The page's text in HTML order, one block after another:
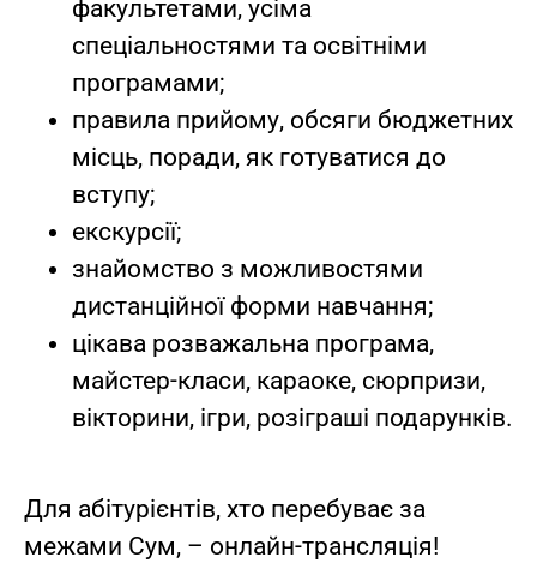
факультетами, усіма
спеціальностями та освітніми
програмами;
правила прийому, обсяги бюджетних
місць, поради, як готуватися до
вступу;
екскурсії;
знайомство з можливостями
дистанційної форми навчання;
цікава розважальна програма,
майстер-класи, караоке, сюрпризи,
вікторини, ігри, розіграші подарунків.
Для абітурієнтів, хто перебуває за
межами Сум, – онлайн-трансляція!